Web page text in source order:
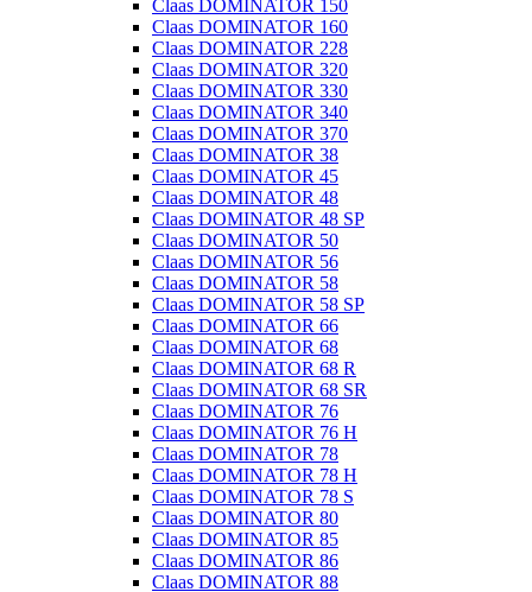
Claas DOMINATOR 150
Claas DOMINATOR 160
Claas DOMINATOR 228
Claas DOMINATOR 320
Claas DOMINATOR 330
Claas DOMINATOR 340
Claas DOMINATOR 370
Claas DOMINATOR 38
Claas DOMINATOR 45
Claas DOMINATOR 48
Claas DOMINATOR 48 SP
Claas DOMINATOR 50
Claas DOMINATOR 56
Claas DOMINATOR 58
Claas DOMINATOR 58 SP
Claas DOMINATOR 66
Claas DOMINATOR 68
Claas DOMINATOR 68 R
Claas DOMINATOR 68 SR
Claas DOMINATOR 76
Claas DOMINATOR 76 H
Claas DOMINATOR 78
Claas DOMINATOR 78 H
Claas DOMINATOR 78 S
Claas DOMINATOR 80
Claas DOMINATOR 85
Claas DOMINATOR 86
Claas DOMINATOR 88